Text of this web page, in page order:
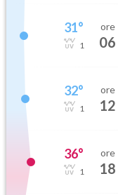
31°
1
ore
06
32°
1
ore
12
36°
1
ore
18